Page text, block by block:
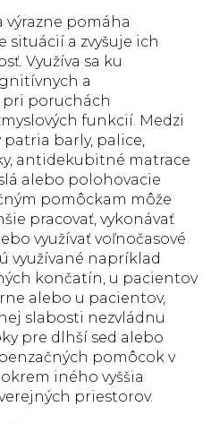
l
á
d
a
c
i
e
p
r
v
k
y
v
ý
p
i
s
u
pomáha
situácií a zvyšuje ich
Využíva sa ku
a
poruchách
funkcií. Medzi
barly, palice,
antidekubitné matrace
alebo polohovacie
pomôckam môže
pracovať, vykonávať
využívať voľnočasové
využívané napríklad
končatín, u pacientov
alebo u pacientov,
slabosti nezvládnu
pre dlhší sed alebo
pomôcok v
iného vyššia
priestorov.